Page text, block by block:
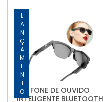
LANÇAMENTO
FONE DE OUVIDO
INTELIGENTE BLUETOOTH